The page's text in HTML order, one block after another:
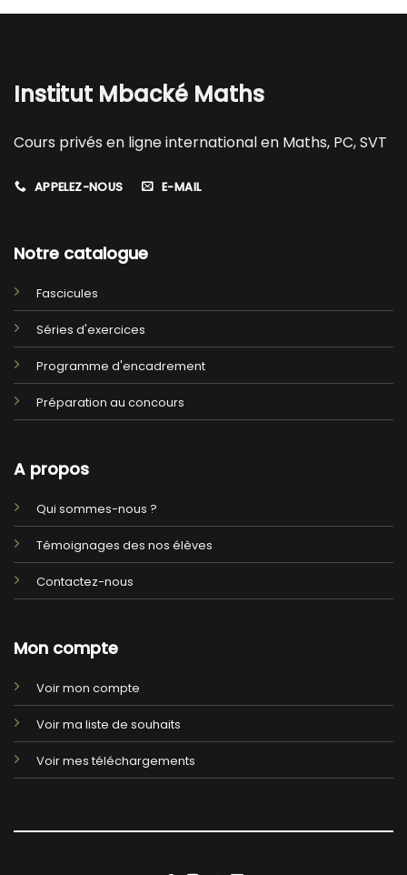
Institut Mbacké Maths
Cours privés en ligne international en Maths, PC, SVT
APPELEZ-NOUS E-MAIL
Notre catalogue
Fascicules
Séries d'exercices
Programme d'encadrement
Préparation au concours
A propos
Qui sommes-nous ?
Témoignages des nos élèves
Contactez-nous
Mon compte
Voir mon compte
Voir ma liste de souhaits
Voir mes téléchargements